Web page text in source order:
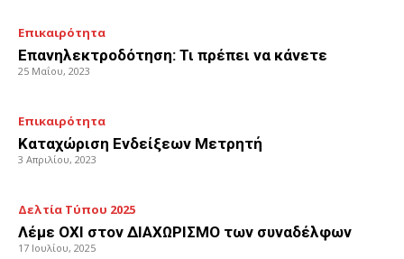
Επικαιρότητα
Επανηλεκτροδότηση: Τι πρέπει να κάνετε
25 Μαΐου, 2023
Επικαιρότητα
Καταχώριση Ενδείξεων Μετρητή
3 Απριλίου, 2023
Δελτία Τύπου 2025
Λέμε ΟΧΙ στον ΔΙΑΧΩΡΙΣΜΟ των συναδέλφων
17 Ιουλίου, 2025